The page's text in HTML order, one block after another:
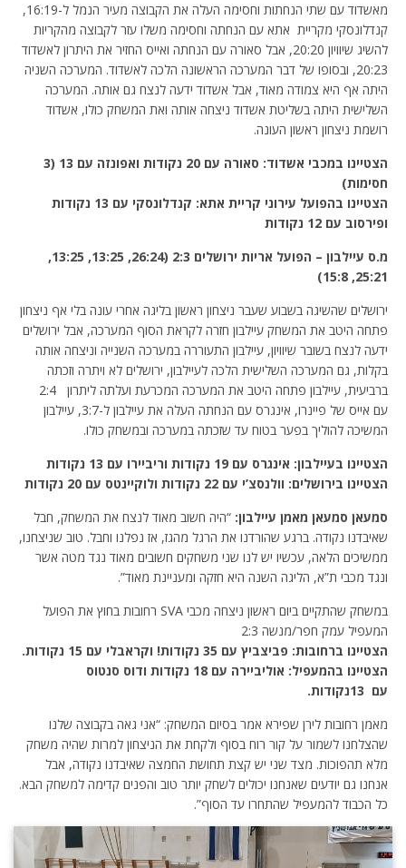
מאשדוד עם שתי הנחתות וחסימה העלה את הקבוצה מעיר הנמל ל-16:19,
קנדלונסקי מקריית אתא עם הנחתה וחסימה משלו עזר לקבוצה מהקריות
להשיג שיוויון 20:20, אבל סאורה עם הנחתה ואייס החזיר את היתרון לאשדוד
20:23, ובסופו של דבר המערכה הראשונה הלכה לאשדוד. המערכה השניה
היתה אף היא צמודה מאוד, אבל אשדוד ידעה לנצח גם אותה. המערכה
השלישית היתה בשליטת אשדוד ניצחה אותה ואת המשחק כולו, אשדוד
רושמת ניצחון ראשון העונה.
הצטיינו במכבי אשדוד: סאורה עם 20 נקודות ואפונזה עם 13 (3
חסימות)
הצטיינו בהפועל עירוני קריית אתא: קנדלונסקי עם 13 נקודות
ופירסוב עם 12 נקודות
מ.ס עיילבון – הפועל אריות ירושלים 2:3 (26:24, 13:25, 13:25,
25:21,
8
:15)
ירושלים שהשיגה בשבוע שעבר ניצחון ראשון בליגה אחרי עונה בלי אף ניצחון
פתחה היטב את המשחק עיילבון חזרה לקראת הסוף המערכה, אבל ירושלים
ידעה לנצח בשובר שיוויון, עיילבון התעוררה במערכה השנייה וניצחה אותה
בקלות, גם המערכה השלישית הלכה לעיילבון, ירושלים לא ויתרה וזכתה
עם אייס של פיינרו, אינגרס עם הנחתה העלה את עיילבון ל-3:7, עיילבון
המשיכה להוליך בפער בטוח עד שזכתה במערכה ובמשחק כולו.
הצטיינו בעיילבון: אינגרס עם 19 נקודות וריביירו עם 13 נקודות
הצטיינו בירושלים: וולנסצ’י עם 22 נקודות ולוקיינטס עם 20 נקודות
סמעאן סמעאן מאמן עיילבון: “היה חשוב מאוד לנצח את המשחק, חבל
שאיבדנו נקודה. ברגע שהורדנו את הרגל מהגז, אז נפלנו וחבל. טוב שניצחנו,
ממשיכים הלאה, עכשיו יש לנו שני משחקים חשובים מאוד נגד מטה אשר
ונגד מכבי ת”א, הליגה השנה היא חזקה ומעניינת מאוד”.
במשחק שהתקיים ביום ראשון ניצחה מכבי SVA רחובות בחוץ את הפועל
המעפיל עמק חפר/מנשה 2:3
הצטיינו ברחובות: פביצביץ עם 35 נקודות! וקראבלי עם 15 נקודות.
הצטיינו בהמעפיל: אוליביירה עם 18 נקודות ודוס סנטוס
עם 13נקודות.
מאמן רחובות לירן שפירא אמר בסיום המשחק: “אני גאה בקבוצה שלנו
שהצלחנו לשמור על קור רוח בסוף ולקחת את הניצחון למרות שהיה משחק
מלא תהפוכות. מצד שני יש קצת תחושת החמצה שאיבדנו נקודה, אבל
אנחנו גם יודעים שאנחנו יכולים לשחק יותר טוב והפנים קדימה למשחק הבא.
כל הכבוד להמעפיל שהתחרו עד הסוף”.